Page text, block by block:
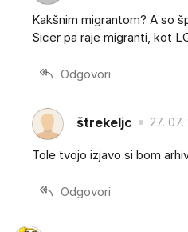
Kakšnim migrantom? A so
Sicer pa raje migranti, kot
Odgovori
štrekeljc 27.
Tole tvojo izjavo si bom
Odgovori